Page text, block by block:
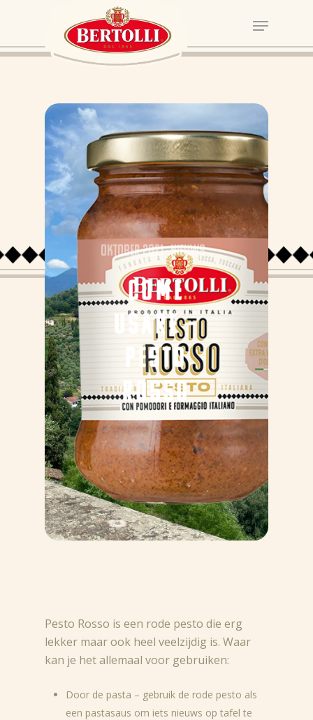
oktober 2021 Nieuws
COME
USARE –
PESTO
ROSSO
Pesto Rosso is een rode pesto die erg
lekker maar ook heel veelzijdig is. Waar
kan je het allemaal voor gebruiken:
Door de pasta – gebruik de rode pesto als
een pastasaus om iets nieuws op tafel te